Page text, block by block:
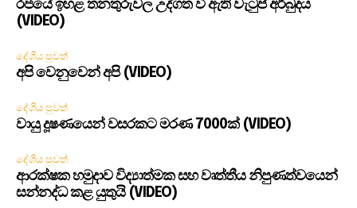
රජයේ ඉහළ තනතුරුවල උද්ගත වී ඇති වැටුප් අර්බුදය
(VIDEO)
දේශීය පුවත්
අපි වෙනුවෙන් අපි (VIDEO)
දේශීය පුවත්
වායු දූෂණයෙන් වසරකට මරණ 7000ක් (VIDEO)
දේශීය පුවත්
ආරක්ෂක හමුදාව විද්‍යාත්මක සහ වෘත්තීය නිපුණත්වයෙන්
සන්නද්ධ කළ යුතුයි (VIDEO)